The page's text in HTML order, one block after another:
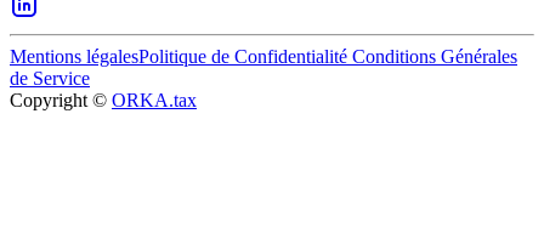
Mentions légalesPolitique de Confidentialité Conditions Générales
de Service
Copyright © ORKA.tax